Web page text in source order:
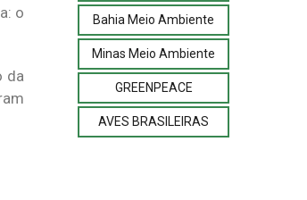
o
da
Bahia Meio Ambiente
Minas Meio Ambiente
GREENPEACE
AVES BRASILEIRAS